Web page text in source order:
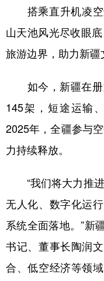
搭乘直升机凌空
山天池风光尽收眼
旅游边界，助力新疆
如今，新疆在册
145架，短途运输
2025年，全疆参与
力持续释放。
“我们将大力推进
无人化、数字化运
系统全面落地。”新
书记、董事长陶润
合、低空经济等领